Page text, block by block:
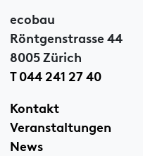
ecobau
Röntgenstrasse 44
8005 Zürich
T 044 241 27 40
Kontakt
Veranstaltungen
News